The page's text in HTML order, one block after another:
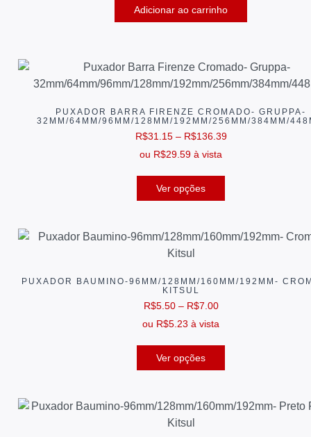
Adicionar ao carrinho
PUXADOR BARRA FIRENZE CROMADO- GRUPPA-
32MM/64MM/96MM/128MM/192MM/256MM/384MM/
R$31.15 – R$136.39
ou R$29.59 à vista
Ver opções
PUXADOR BAUMINO-96MM/128MM/160MM/192MM-
KITSUL
R$5.50 – R$7.00
ou R$5.23 à vista
Ver opções